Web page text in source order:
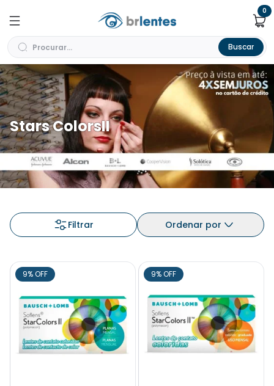
Buscar
0
Stars ColorsII
Filtrar Ordenar por
9% OFF 9% OFF